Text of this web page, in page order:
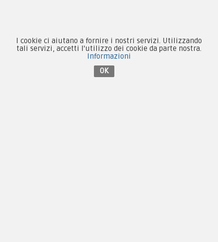
Collezionismo e Vintage
I cookie ci aiutano a fornire i nostri servizi. Utilizzando
tali servizi, accetti l'utilizzo dei cookie da parte nostra.
Informazioni
OK